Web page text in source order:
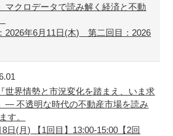
マクロデータで読み解く経済と不動
2026年6月11日(木) 第二回目：2026
世界情勢と市況変化を踏まえ、いま求
― 不透明な時代の不動産市場を読み
す。
日(月) 【1回目】13:00-15:00【2回